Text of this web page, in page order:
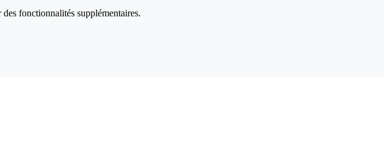
des fonctionnalités supplémentaires.